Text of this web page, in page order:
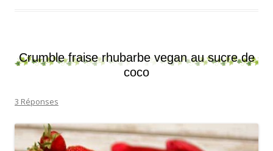
Crumble fraise rhubarbe vegan au sucre de
coco
3 Réponses